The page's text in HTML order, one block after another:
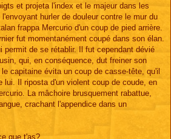
et projeta l'index et le majeur dans les
hurler de douleur contre le mur du
frappa Mercurio d'un coup de pied arrière.
fut momentanément coupé dans son élan.
permit de se rétablir. Il fut cependant dévié
qui, en conséquence, dut freiner son
capitaine évita un coup de casse-tête, qu'il
lui. Il riposta d'un violent coup de coude, en
La mâchoire brusquement rabattue,
crachant l'appendice dans un
que t'as?